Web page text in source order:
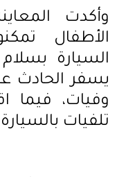
وأكدت
الأطفال
السيارة
يسفر الحادث
وفيات، فيما
تلفيات